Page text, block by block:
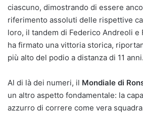
ciascuno, dimostrando di essere
riferimento assoluti delle rispettive
loro, il tandem di Federico Andreoli e
ha firmato una vittoria storica,
più alto del podio a distanza di 11 anni.
Al di là dei numeri, il Mondiale di
un altro aspetto fondamentale: la
azzurro di correre come vera